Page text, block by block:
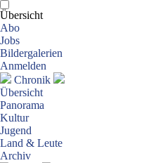
Übersicht
Abo
Jobs
Bildergalerien
Anmelden
Chronik
Übersicht
Panorama
Kultur
Jugend
Land & Leute
Archiv